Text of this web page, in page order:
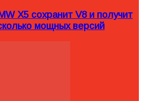
X5 сохранит V8 и получит
мощных версий